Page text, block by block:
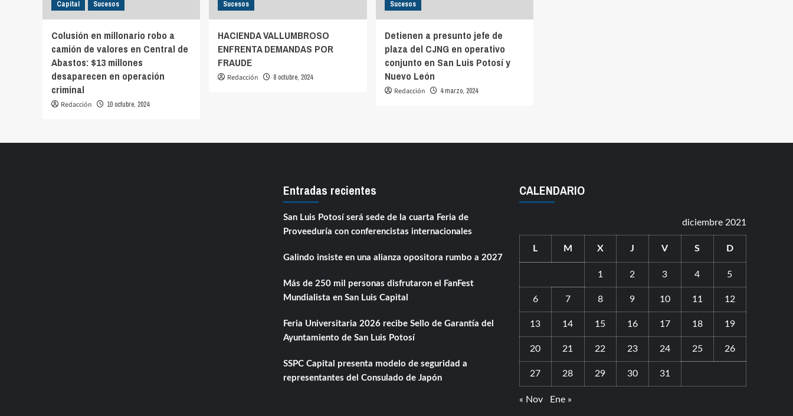
Capital Sucesos
Colusión en millonario robo a
camión de valores en Central de
Abastos: $13 millones
desaparecen en operación
criminal
Redacción 10 octubre, 2024
Sucesos
HACIENDA VALLUMBROSO
ENFRENTA DEMANDAS POR
FRAUDE
Redacción 8 octubre, 2024
Sucesos
Detienen a presunto jefe de
plaza del CJNG en operativo
conjunto en San Luis Potosí y
Nuevo León
Redacción 4 marzo, 2024
Entradas recientes
San Luis Potosí será sede de la cuarta Feria de
Proveeduría con conferencistas internacionales
Galindo insiste en una alianza opositora rumbo a 2027
Más de 250 mil personas disfrutaron el FanFest
Mundialista en San Luis Capital
Feria Universitaria 2026 recibe Sello de Garantía del
Ayuntamiento de San Luis Potosí
SSPC Capital presenta modelo de seguridad a
representantes del Consulado de Japón
CALENDARIO
diciembre 2021
L M X J V S D
1 2 3 4 5
6 7 8 9 10 11 12
13 14 15 16 17 18 19
20 21 22 23 24 25 26
27 28 29 30 31
« Nov Ene »